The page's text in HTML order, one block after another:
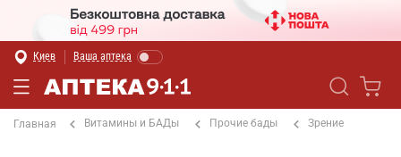
Киев Ваша аптека
Главная Витамины и БАДы Прочие бады Зрение